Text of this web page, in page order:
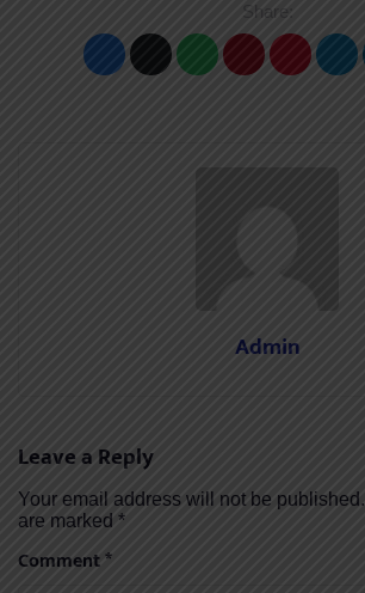
Share:
Admin
Leave a Reply
Your email address will not be published.
are marked *
Comment*